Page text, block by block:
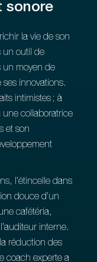
sonore
la vie de son
un outil de
un moyen de
innovations.
intimistes ; à
collaboratrice
et son
l’étincelle dans
douce d’un
cafétéria,
interne.
réduction des
coach experte a